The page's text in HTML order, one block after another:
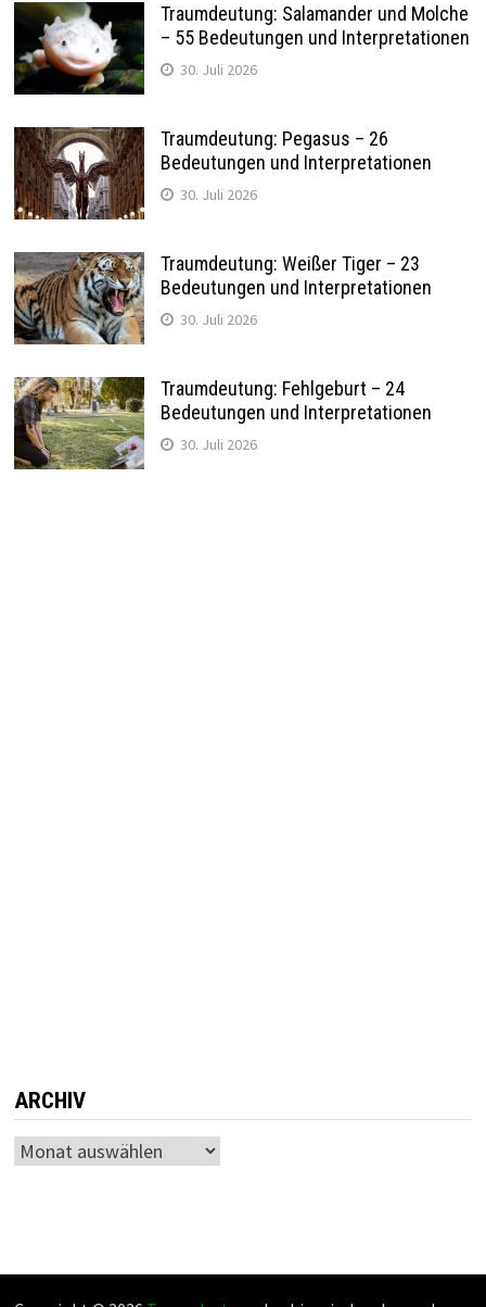
Traumdeutung: Salamander und Molche
– 55 Bedeutungen und Interpretationen
30. Juli 2026
Traumdeutung: Pegasus – 26
Bedeutungen und Interpretationen
30. Juli 2026
Traumdeutung: Weißer Tiger – 23
Bedeutungen und Interpretationen
30. Juli 2026
Traumdeutung: Fehlgeburt – 24
Bedeutungen und Interpretationen
30. Juli 2026
ARCHIV
Archiv